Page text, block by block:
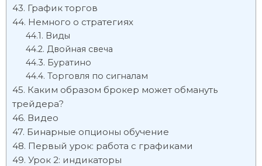
График торгов
Немного о стратегиях
Виды
Двойная свеча
Буратино
Торговля по сигналам
Каким образом брокер может обмануть
трейдера?
Видео
Бинарные опционы обучение
Первый урок: работа с графиками
Урок 2: индикаторы